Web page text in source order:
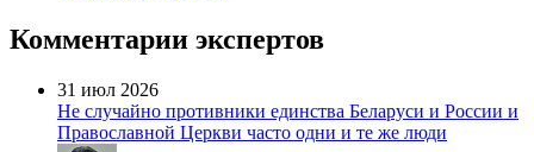
Комментарии экспертов
31 июл 2026
Не случайно противники единства Беларуси и России и
Православной Церкви часто одни и те же люди